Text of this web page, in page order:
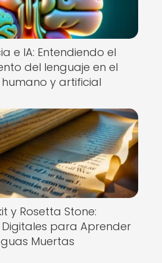
e IA: Entendiendo el
del lenguaje en el
y artificial
y Rosetta Stone:
para Aprender
Muertas